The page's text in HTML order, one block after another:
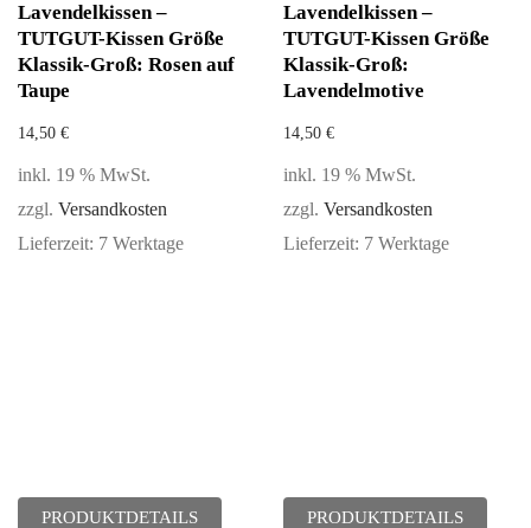
Lavendelkissen –
TUTGUT-Kissen Größe
Klassik-Groß: Rosen auf
Taupe
14,50 €
inkl. 19 % MwSt.
zzgl. Versandkosten
Lieferzeit: 7 Werktage
PRODUKTDETAILS
Lavendelkissen –
TUTGUT-Kissen Größe
Klassik-Groß:
Lavendelmotive
14,50 €
inkl. 19 % MwSt.
zzgl. Versandkosten
Lieferzeit: 7 Werktage
PRODUKTDETAILS